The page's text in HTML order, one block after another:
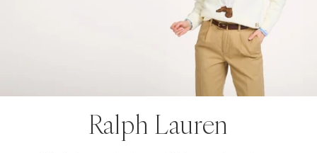
Ralph Lauren